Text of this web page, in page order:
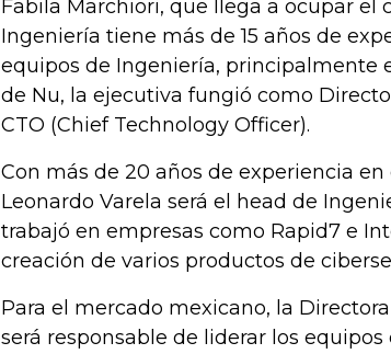
Fabila Marchiori, que llega a ocupar el
Ingeniería tiene más de 15 años de
equipos de Ingeniería, principalmente
de Nu, la ejecutiva fungió como
CTO (Chief Technology Officer).
Con más de 20 años de experiencia
Leonardo Varela será el head de
trabajó en empresas como Rapid7 e
creación de varios productos de
Para el mercado mexicano, la
será responsable de liderar los